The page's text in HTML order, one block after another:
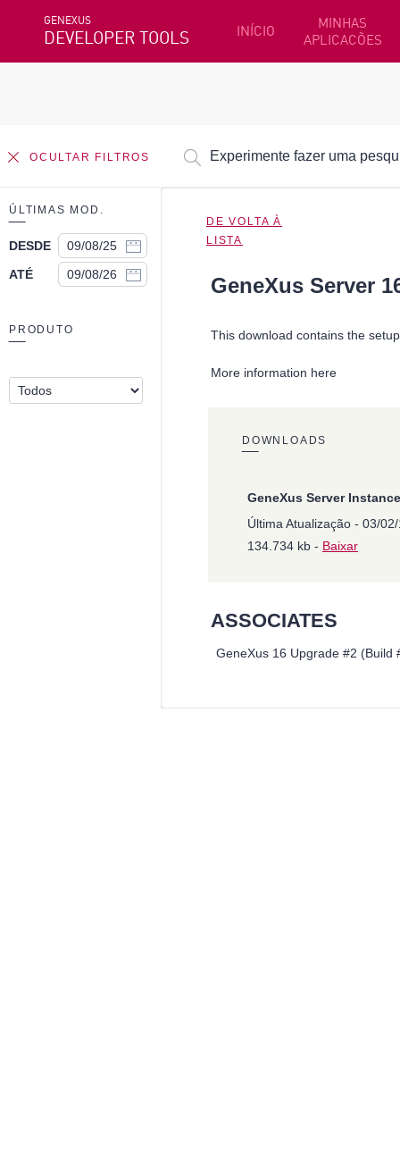
GENEXUS
DEVELOPER TOOLS INÍCIO
MINHAS
APLICACÕES